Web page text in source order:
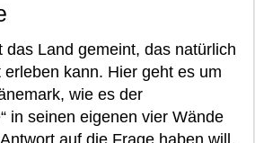
das Land gemeint, das natürlich
kann. Hier geht es um
wie es der
in seinen eigenen vier Wände
auf die Frage haben will,